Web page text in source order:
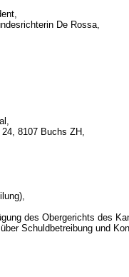
De Rossa,
8107 Buchs ZH,
des Obergerichts des
Schuldbetreibung und